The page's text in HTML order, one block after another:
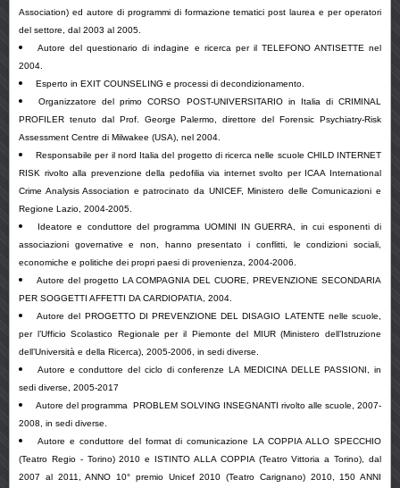
Association) ed autore di programmi di formazione tematici post laurea e per operatori
del settore, dal 2003 al 2005.
Autore del questionario di indagine e ricerca per il TELEFONO ANTISETTE nel
2004.
Esperto in EXIT COUNSELING e processi di decondizionamento.
Organizzatore del primo CORSO POST-UNIVERSITARIO in Italia di CRIMINAL
PROFILER tenuto dal Prof. George Palermo, direttore del Forensic Psychiatry-Risk
Assessment Centre di Milwakee (USA), nel 2004.
Responsabile per il nord Italia del progetto di ricerca nelle scuole CHILD INTERNET
RISK rivolto alla prevenzione della pedofilia via internet svolto per ICAA International
Crime Analysis Association e patrocinato da UNICEF, Ministero delle Comunicazioni e
Regione Lazio, 2004-2005.
Ideatore e conduttore del programma UOMINI IN GUERRA, in cui esponenti di
associazioni governative e non, hanno presentato i conflitti, le condizioni sociali,
economiche e politiche dei propri paesi di provenienza, 2004-2006.
Autore del progetto LA COMPAGNIA DEL CUORE, PREVENZIONE SECONDARIA
PER SOGGETTI AFFETTI DA CARDIOPATIA, 2004.
Autore del PROGETTO DI PREVENZIONE DEL DISAGIO LATENTE nelle scuole,
per l’Ufficio Scolastico Regionale per il Piemonte del MIUR (Ministero dell’Istruzione
dell’Università e della Ricerca), 2005-2006, in sedi diverse.
Autore e conduttore del ciclo di conferenze LA MEDICINA DELLE PASSIONI, in
sedi diverse, 2005-2017
Autore del programma PROBLEM SOLVING INSEGNANTI rivolto alle scuole, 2007-
2008, in sedi diverse.
Autore e conduttore del format di comunicazione LA COPPIA ALLO SPECCHIO
(Teatro Regio - Torino) 2010 e ISTINTO ALLA COPPIA (Teatro Vittoria a Torino), dal
2007 al 2011, ANNO 10° premio Unicef 2010 (Teatro Carignano) 2010, 150 ANNI